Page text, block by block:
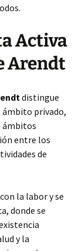
Activa
Arendt
distingue
ámbito privado,
ámbitos
entre los
de
la labor y se
donde se
y la